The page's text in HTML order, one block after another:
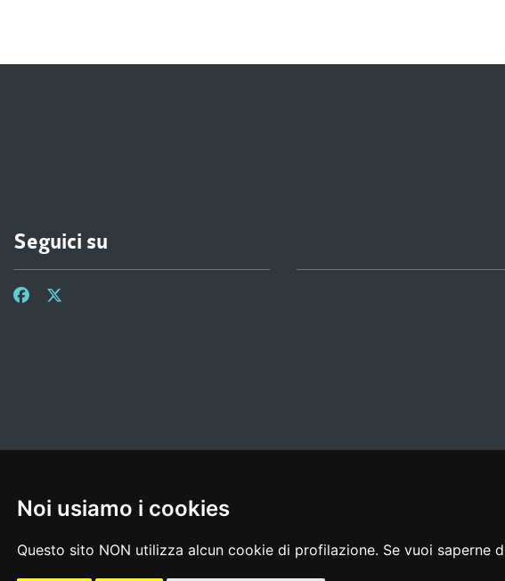
Noi usiamo i cookies
Questo sito NON utilizza alcun cookie di profilazione. Se vuoi saperne
Seguici su
privacy |social media policy | dichiarazione di accessibilità | feedback